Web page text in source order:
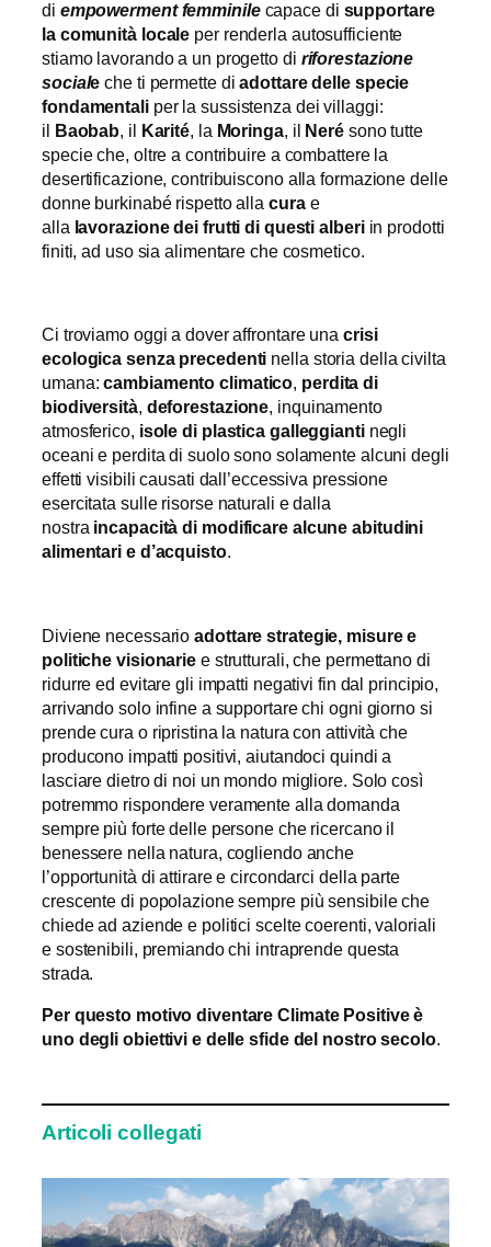
di empowerment femminile capace di supportare
la comunità locale per renderla autosufficiente
stiamo lavorando a un progetto di riforestazione
sociale che ti permette diadottare delle specie
fondamentaliper la sussistenza dei villaggi:
il Baobab, il Karité, la Moringa, il Nerésono tutte
specie che, oltre a contribuire a combattere la
desertificazione, contribuiscono alla formazione delle
donne burkinabé rispetto alla curae
alla lavorazione dei frutti di questi alberiin prodotti
finiti, ad uso sia alimentare che cosmetico.
Ci troviamo oggi a dover affrontare una crisi
ecologica senza precedenti nella storia della civiltа
umana:cambiamento climatico, perdita di
biodiversità, deforestazione, inquinamento
atmosferico, isole di plastica galleggiantinegli
oceani e perdita di suolo sono solamente alcuni degli
effetti visibili causati dall’eccessiva pressione
esercitata sulle risorse naturali e dalla
nostra incapacità di modificare alcune abitudini
alimentari e d’acquisto.
Diviene necessarioadottare strategie, misure e
politiche visionarie e strutturali, che permettano di
ridurre ed evitare gli impatti negativi fin dal principio,
arrivando solo infine a supportare chi ogni giorno si
prende cura o ripristina la natura con attività che
producono impatti positivi, aiutandoci quindi a
lasciare dietro di noi un mondo migliore. Solo così
potremmo rispondere veramente alla domanda
sempre più forte delle persone che ricercano il
benessere nella natura, cogliendo anche
l’opportunità di attirare e circondarci della parte
crescente di popolazione sempre più sensibile che
chiede ad aziende e politici scelte coerenti, valoriali
e sostenibili, premiando chi intraprende questa
strada.
Per questo motivo diventare Climate Positive è
uno degli obiettivi e delle sfide del nostro secolo.
Articoli collegati